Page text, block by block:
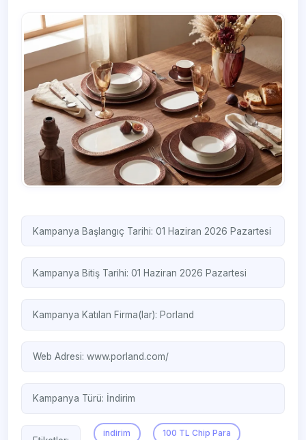
Kampanya Başlangıç Tarihi: 01 Haziran 2026 Pazartesi
Kampanya Bitiş Tarihi: 01 Haziran 2026 Pazartesi
Kampanya Katılan Firma(lar): Porland
Web Adresi:www.porland.com/
Kampanya Türü: İndirim
indirim 100 TL Chip Para